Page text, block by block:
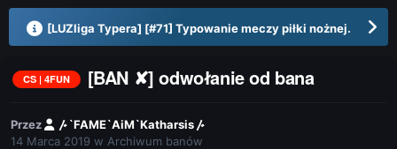
[LUZliga Typera] [#71] Typowanie meczy piłki nożnej.
CS | 4FUN [BAN ✘] odwołanie od bana
Przez
〴`FAME`AiM`Katharsis〴
14 Marca 2019 w Archiwum banów